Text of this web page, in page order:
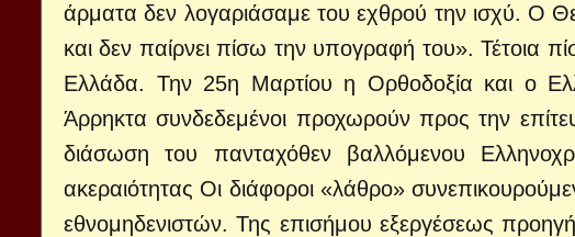
άρματα δεν λογαριάσαμε του εχθρού την ισχύ. Ο
και δεν παίρνει πίσω την υπογραφή του». Τέτοια
Ελλάδα. Την 25η Μαρτίου η Ορθοδοξία και ο
Άρρηκτα συνδεδεμένοι προχωρούν προς την
διάσωση του πανταχόθεν βαλλόμενου
ακεραιότητας Οι διάφοροι «λάθρο»
εθνομηδενιστών. Της επισήμου εξεργέσεως